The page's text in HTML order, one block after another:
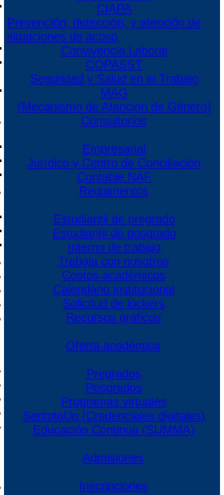
CIAPA
Prevención, detección, y atención de
situaciones de acoso
Convivencia Laboral
COPASST
Seguridad y Salud en el Trabajo
MAG
(Mecanismo de Atención de Género)
Consultorios
Empresarial
Jurídico y Centro de Conciliación
Contable NAF
Reglamentos
Estudiantil de pregrado
Estudiantil de posgrado
Interno de trabajo
Trabaja con nosotros
Costos académicos
Calendario institucional
Solicitud de lockers
Recursos gráficos
Oferta académica
Pregrados
Posgrados
Programas virtuales
SantotoUp (Credenciales digitales)
Educación Continua (SUMMA)
Admisiones
Inscripciones